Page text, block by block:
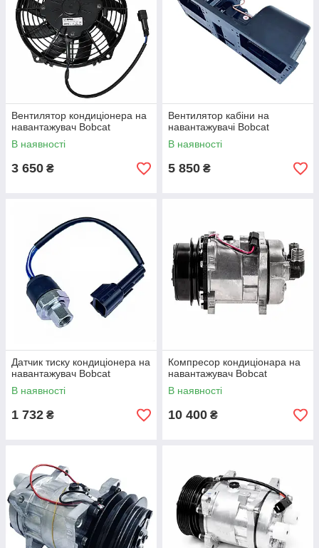
Вентилятор кондиціонера на
навантажувач Bobcat
В наявності
3 650 ₴
Вентилятор кабіни на
навантажувачі Bobcat
В наявності
5 850 ₴
Датчик тиску кондиціонера на
навантажувач Bobcat
В наявності
1 732 ₴
Компресор кондиціонара на
навантажувач Bobcat
В наявності
10 400 ₴